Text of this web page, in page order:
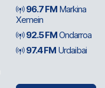
96.7 FM Markina
Xemein
92.5 FMOndarroa
97.4 FM Urdaibai